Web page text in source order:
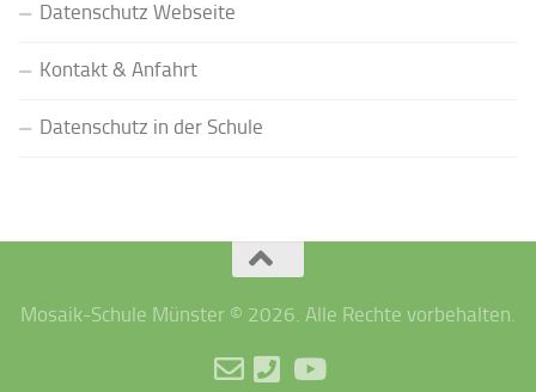
Datenschutz Webseite
Kontakt & Anfahrt
Datenschutz in der Schule
Mosaik-Schule Münster © 2026. Alle Rechte vorbehalten.